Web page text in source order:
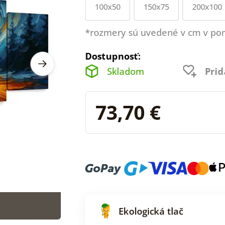
100x50 150x75 200x100
*rozmery sú uvedené v cm v
Dostupnosť:
Skladom
73,70 €
Ekologická tlač